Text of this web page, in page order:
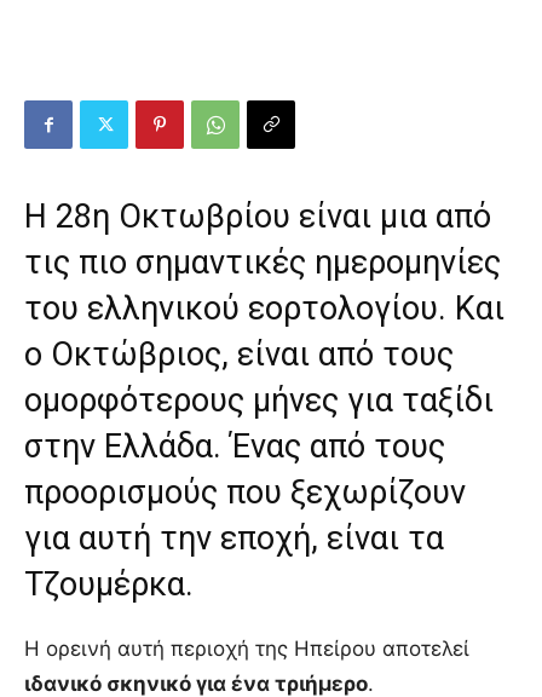
Η 28η Οκτωβρίου είναι μια από
τις πιο σημαντικές ημερομηνίες
του ελληνικού εορτολογίου. Και
ο Οκτώβριος, είναι από τους
ομορφότερους μήνες για ταξίδι
στην Ελλάδα. Ένας από τους
προορισμούς που ξεχωρίζουν
για αυτή την εποχή, είναι τα
Τζουμέρκα.
Η ορεινή αυτή περιοχή της Ηπείρου αποτελεί
ιδανικό σκηνικό για ένα τριήμερο.